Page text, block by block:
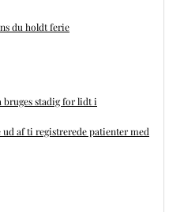
du holdt ferie
bruges stadig for lidt i
af ti registrerede patienter med